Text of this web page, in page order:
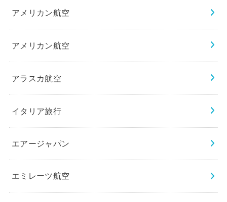
アメリカン航空
アメリカン航空
アラスカ航空
イタリア旅行
エアージャパン
エミレーツ航空